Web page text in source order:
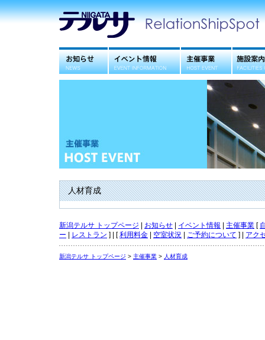
お知らせ イベント情報 主催事業 施設案内
人材育成
新潟テルサ トップページ | お知らせ | イベント情報 | 主催事業 [
ー | レストラン ] | [利用料金 | 空室状況 | ご予約について ] | アク
新潟テルサ トップページ > 主催事業 > 人材育成